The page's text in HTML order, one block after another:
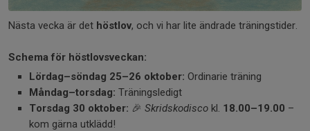
Nästa vecka är det höstlov, och vi har lite ändrade träningstider.
Schema för höstlovsveckan:
Lördag–söndag 25–26 oktober: Ordinarie träning
Måndag–torsdag: Träningsledigt
Torsdag 30 oktober: 🎉 Skridskodisco kl. 18.00–19.00 –
kom gärna utklädd!